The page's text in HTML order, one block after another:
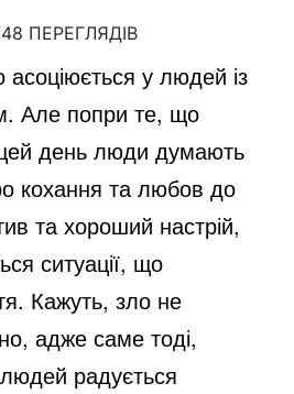
ПЕРЕГЛЯДІВ
асоціюється у людей із
Але попри те, що
день люди думають
кохання та любов до
та хороший настрій,
ситуації, що
Кажуть, зло не
адже саме тоді,
радується